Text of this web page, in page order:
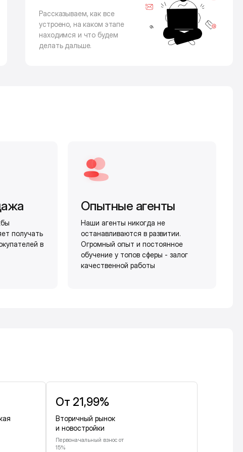
Рассказываем, как все
устроено, на каком этапе
находимся и что будем
делать дальше.
получать
в
Опытные агенты
Наши агенты никогда не
останавливаются в развитии.
Огромный опыт и постоянное
обучение у топов сферы - залог
качественной работы
От 21,99%
Вторичный рынок
и новостройки
Первоначальный взнос от
15%